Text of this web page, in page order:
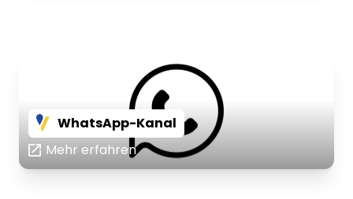
WhatsApp-Kanal
Mehr erfahren